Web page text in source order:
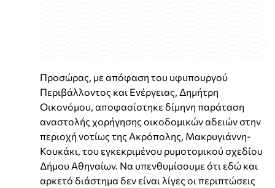
Προσώρας, με απόφαση του υφυπουργού
Περιβάλλοντος και Ενέργειας, Δημήτρη
Οικονόμου, αποφασίστηκε δίμηνη παράταση
αναστολής χορήγησης οικοδομικών αδειών στην
περιοχή νοτίως της Ακρόπολης, Μακρυγιάννη-
Κουκάκι, του εγκεκριμένου ρυμοτομικού σχεδίου
Δήμου Αθηναίων. Να υπενθυμίσουμε ότι εδώ και
αρκετό διάστημα δεν είναι λίγες οι περιπτώσεις